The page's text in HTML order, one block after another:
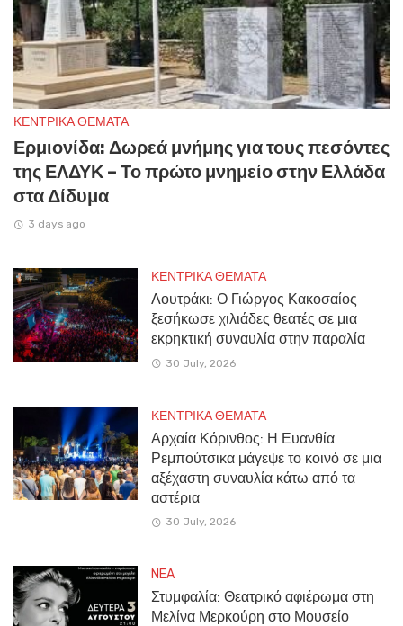
ΚΕΝΤΡΙΚΑ ΘΕΜΑΤΑ
Ερμιονίδα: Δωρεά μνήμης για τους πεσόντες
της ΕΛΔΥΚ – Το πρώτο μνημείο στην Ελλάδα
στα Δίδυμα
3 days ago
ΚΕΝΤΡΙΚΑ ΘΕΜΑΤΑ
Λουτράκι: Ο Γιώργος Κακοσαίος
ξεσήκωσε χιλιάδες θεατές σε μια
εκρηκτική συναυλία στην παραλία
30 July, 2026
ΚΕΝΤΡΙΚΑ ΘΕΜΑΤΑ
Αρχαία Κόρινθος: Η Ευανθία
Ρεμπούτσικα μάγεψε το κοινό σε μια
αξέχαστη συναυλία κάτω από τα
αστέρια
30 July, 2026
NEA
Στυμφαλία: Θεατρικό αφιέρωμα στη
Μελίνα Μερκούρη στο Μουσείο